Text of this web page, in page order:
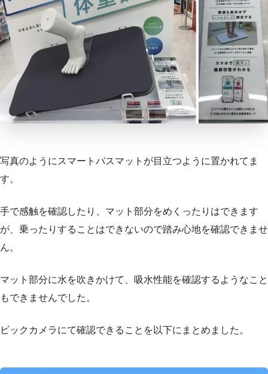
写真のようにスマートバスマットが目立つように置かれてま
す。
手で感触を確認したり、マット部分をめくったりはできます
が、乗ったりすることはできないので踏み心地を確認できませ
ん。
マット部分に水を吹きかけて、吸水性能を確認するようなこと
もできませんでした。
ビックカメラにて確認できることを以下にまとめました。